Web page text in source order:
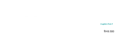
Pupitre 3 en 1
$149.500